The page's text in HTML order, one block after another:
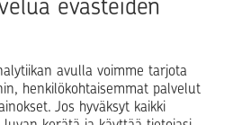
evästeiden
avulla voimme tarjota
henkilökohtaisemmat palvelut
Jos hyväksyt kaikki
Pohjola Vahinkoapu